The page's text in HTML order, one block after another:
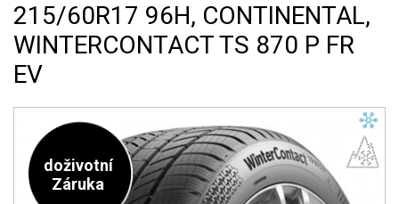
215/60R17 96H, CONTINENTAL,
WINTERCONTACT TS 870 P FR
EV
doživotní
Záruka